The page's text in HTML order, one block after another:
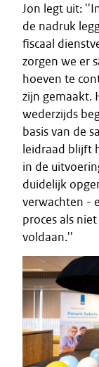
Jon legt uit:
de nadruk
fiscaal
zorgen we er
hoeven te
zijn gemaakt.
wederzijds
basis van de
leidraad blijft
in de
duidelijk
verwachten -
proces als
voldaan.''